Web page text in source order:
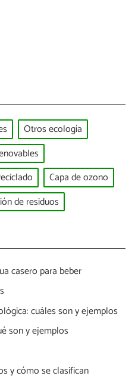
Otros ecología
Capa de ozono
de residuos
casero para beber
cuáles son y ejemplos
son y ejemplos
y cómo se clasifican